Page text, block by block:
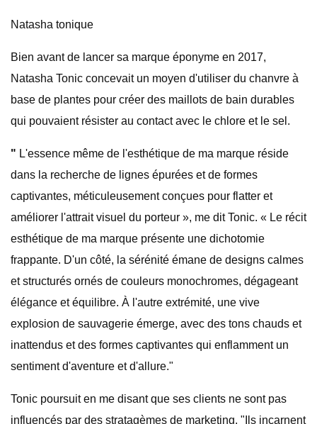
Natasha tonique
Bien avant de lancer sa marque éponyme en 2017,
Natasha Tonic concevait un moyen d'utiliser du chanvre à
base de plantes pour créer des maillots de bain durables
qui pouvaient résister au contact avec le chlore et le sel.
" L'essence même de l'esthétique de ma marque réside
dans la recherche de lignes épurées et de formes
captivantes, méticuleusement conçues pour flatter et
améliorer l'attrait visuel du porteur », me dit Tonic. « Le récit
esthétique de ma marque présente une dichotomie
frappante. D'un côté, la sérénité émane de designs calmes
et structurés ornés de couleurs monochromes, dégageant
élégance et équilibre. À l'autre extrémité, une vive
explosion de sauvagerie émerge, avec des tons chauds et
inattendus et des formes captivantes qui enflamment un
sentiment d'aventure et d'allure."
Tonic poursuit en me disant que ses clients ne sont pas
influencés par des stratagèmes de marketing. "Ils incarnent